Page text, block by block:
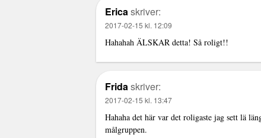
Ericaskriver:
2017-02-15 kl. 12:09
Hahahah ÄLSKAR detta! Så roligt!!
Fridaskriver:
2017-02-15 kl. 13:47
Hahaha det här var det roligaste jag sett lä
målgruppen.